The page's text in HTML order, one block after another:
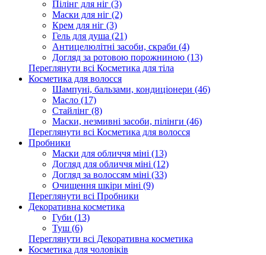
Пілінг для ніг (3)
Маски для ніг (2)
Крем для ніг (3)
Гель для душа (21)
Антицелюлітні засоби, скраби (4)
Догляд за ротовою порожниною (13)
Переглянути всі Косметика для тіла
Косметика для волосся
Шампуні, бальзами, кондиціонери (46)
Масло (17)
Стайлінг (8)
Маски, незмивні засоби, пілінги (46)
Переглянути всі Косметика для волосся
Пробники
Маски для обличчя міні (13)
Догляд для обличчя міні (12)
Догляд за волоссям міні (33)
Очищення шкіри міні (9)
Переглянути всі Пробники
Декоративна косметика
Губи (13)
Туш (6)
Переглянути всі Декоративна косметика
Косметика для чоловіків